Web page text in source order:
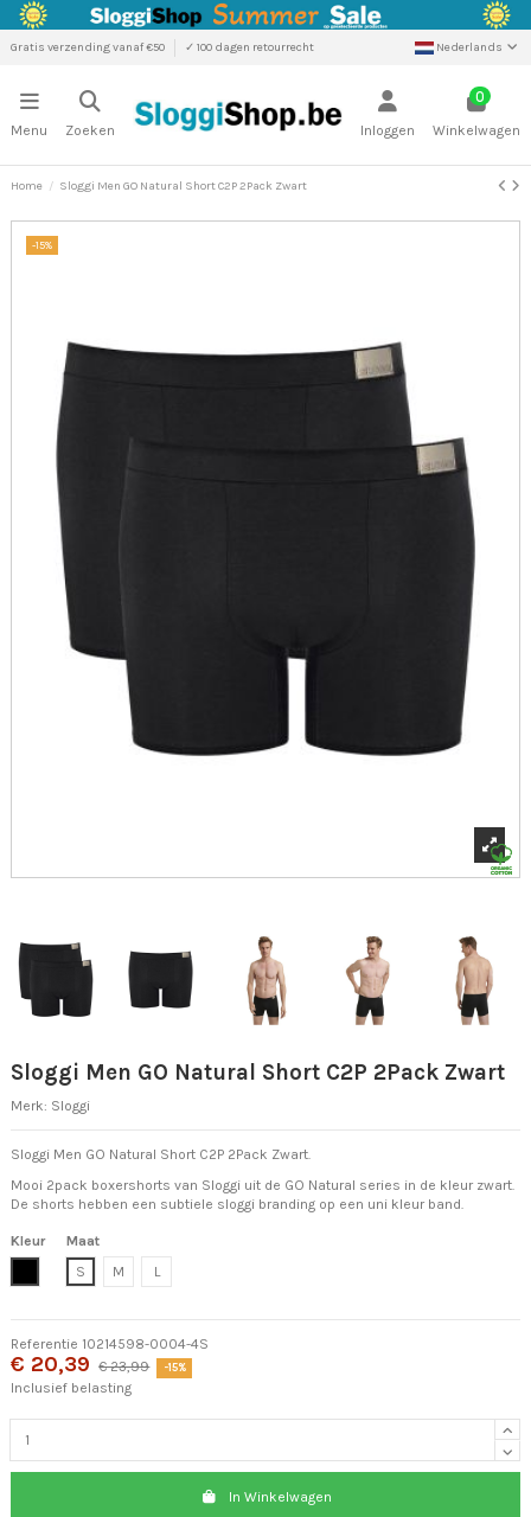
Gratis verzending vanaf €50 ✓ 100 dagen retourrecht Nederlands
Menu Zoeken Inloggen
0
Winkelwagen
Home Sloggi Men GO Natural Short C2P 2Pack Zwart
-15%
Sloggi Men GO Natural Short C2P 2Pack Zwart
Merk: Sloggi
Sloggi Men GO Natural Short C2P 2Pack Zwart.
Mooi 2pack boxershorts van Sloggi uit de GO Natural series in de kleur zwart.
De shorts hebben een subtiele sloggi branding op een uni kleur band.
Kleur
Maat
S
M L
Referentie 10214598-0004-4S
€ 20,39 € 23,99 -15%
Inclusief belasting
In Winkelwagen